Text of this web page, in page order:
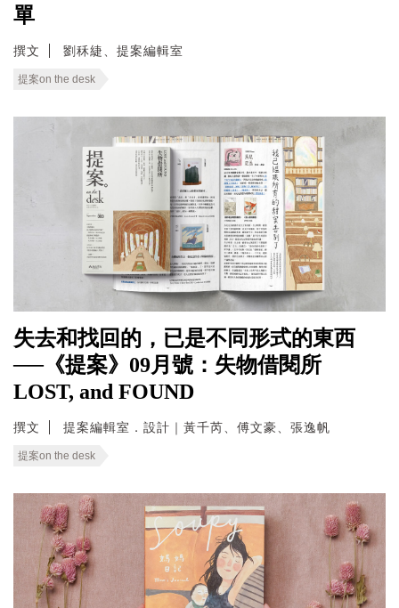
單
撰文 劉秝緁、提案編輯室
提案on the desk
失去和找回的，已是不同形式的東西
──《提案》09月號：失物借閱所
LOST, and FOUND
撰文 提案編輯室．設計｜黃千芮、傅文豪、張逸帆
提案on the desk